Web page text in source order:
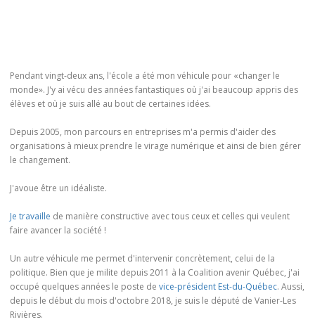
Pendant vingt-deux ans, l'école a été mon véhicule pour «changer le
monde». J'y ai vécu des années fantastiques où j'ai beaucoup appris des
élèves et où je suis allé au bout de certaines idées.
Depuis 2005, mon parcours en entreprises m'a permis d'aider des
organisations à mieux prendre le virage numérique et ainsi de bien gérer
le changement.
J'avoue être un idéaliste.
Je travaille de manière constructive avec tous ceux et celles qui veulent
faire avancer la société !
Un autre véhicule me permet d'intervenir concrètement, celui de la
politique. Bien que je milite depuis 2011 à la Coalition avenir Québec, j'ai
occupé quelques années le poste de vice-président Est-du-Québec. Aussi,
depuis le début du mois d'octobre 2018, je suis le député de Vanier-Les
Rivières.